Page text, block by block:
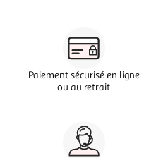
Paiement sécurisé en ligne
ou au retrait